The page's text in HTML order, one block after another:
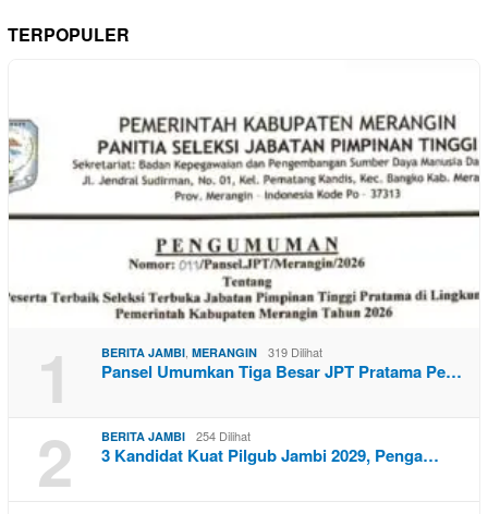
TERPOPULER
1 BERITA JAMBI, MERANGIN 319 Dilihat
Pansel Umumkan Tiga Besar JPT Pratama Pe…
2 BERITA JAMBI 254 Dilihat
3 Kandidat Kuat Pilgub Jambi 2029, Penga…